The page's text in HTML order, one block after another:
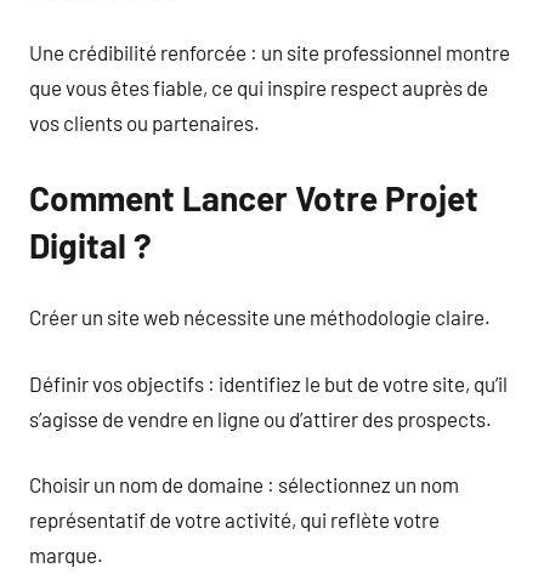
Une crédibilité renforcée : un site professionnel montre
que vous êtes fiable, ce qui inspire respect auprès de
vos clients ou partenaires.
Comment Lancer Votre Projet
Digital ?
Créer un site web nécessite une méthodologie claire.
Définir vos objectifs : identifiez le but de votre site, qu’il
s’agisse de vendre en ligne ou d’attirer des prospects.
Choisir un nom de domaine : sélectionnez un nom
représentatif de votre activité, qui reflète votre
marque.